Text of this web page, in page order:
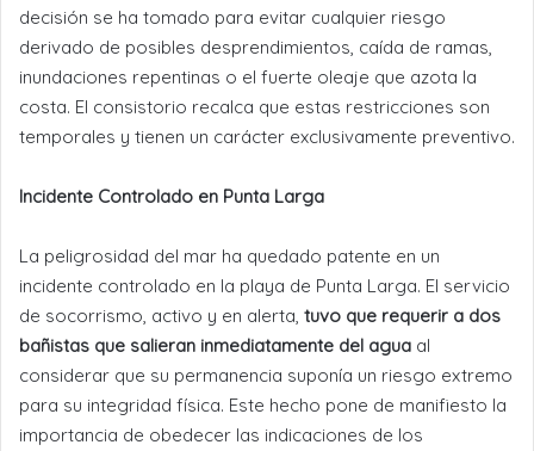
decisión se ha tomado para evitar cualquier riesgo
derivado de posibles desprendimientos, caída de ramas,
inundaciones repentinas o el fuerte oleaje que azota la
costa. El consistorio recalca que estas restricciones son
temporales y tienen un carácter exclusivamente preventivo.
Incidente Controlado en Punta Larga
La peligrosidad del mar ha quedado patente en un
incidente controlado en la playa de Punta Larga. El servicio
de socorrismo, activo y en alerta, tuvo que requerir a dos
bañistas que salieran inmediatamente del agua al
considerar que su permanencia suponía un riesgo extremo
para su integridad física. Este hecho pone de manifiesto la
importancia de obedecer las indicaciones de los